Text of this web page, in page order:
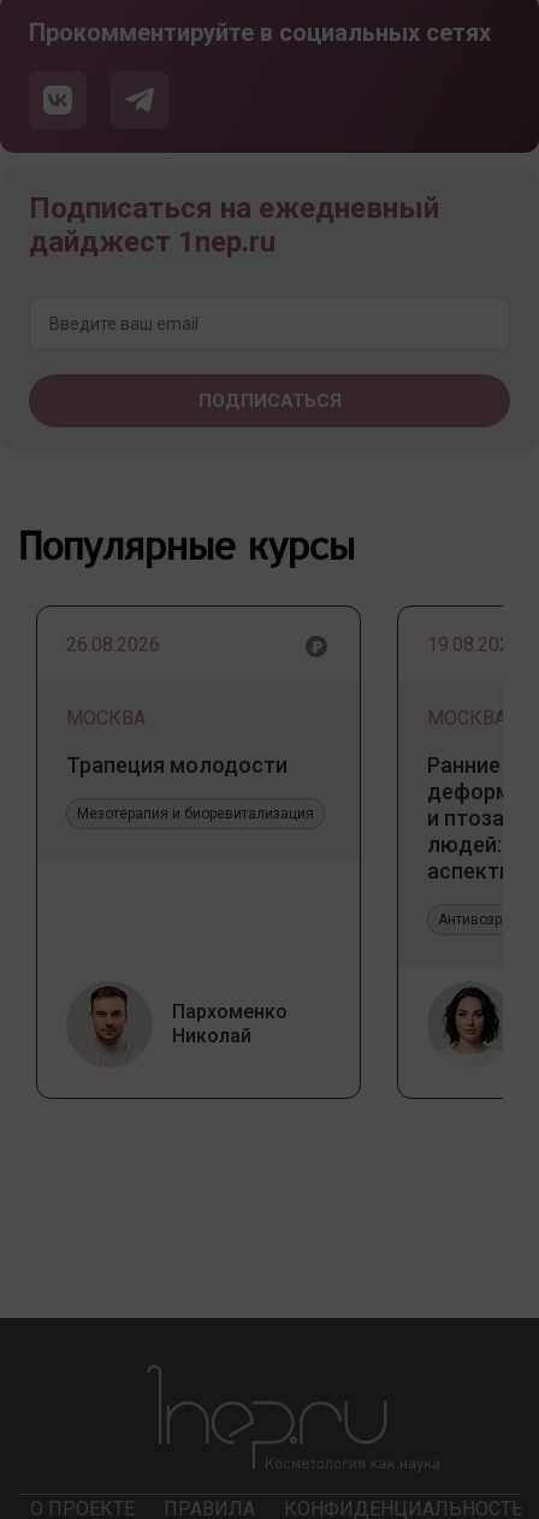
Прокомментируйте в социальных сетях
Подписаться на ежедневный
дайджест 1nep.ru
Популярные курсы
26.08.2026
МОСКВА
Трапеция молодости
Мезотерапия и биоревитализация
Пархоменко
Николай
19.08.2026
МОСКВА
Ранние
и птоза у
людей:
аспекты
О ПРОЕКТЕ ПРАВИЛА КОНФИДЕНЦИАЛЬНОСТЬ